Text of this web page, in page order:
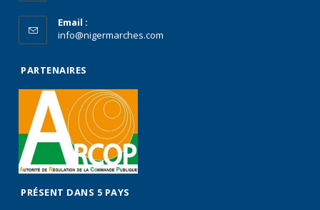
Email :
info@nigermarches.com
PARTENAIRES
PRÉSENT DANS 5 PAYS